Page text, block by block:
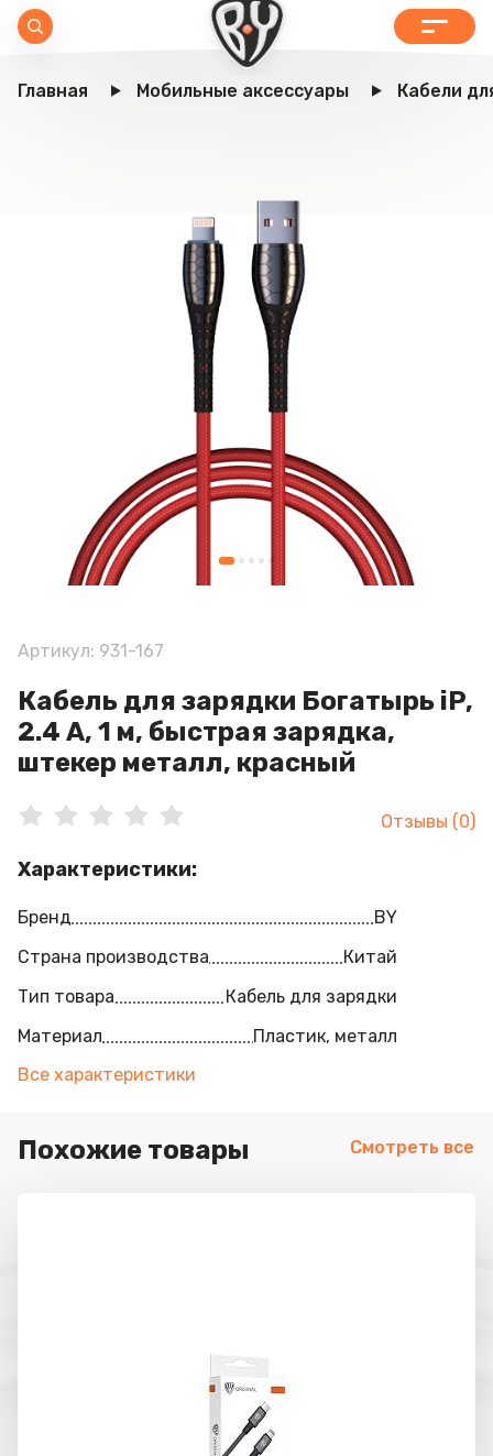
Главная Мобильные аксессуары Кабели
Артикул: 931-167
Кабель для зарядки Богатырь iP,
2.4 А, 1 м, быстрая зарядка,
штекер металл, красный
Отзывы (0)
Характеристики:
Бренд
BY
Страна производства
Китай
Тип товара
Кабель для зарядки
Материал
Пластик, металл
Все характеристики
Похожие товары Смотреть все